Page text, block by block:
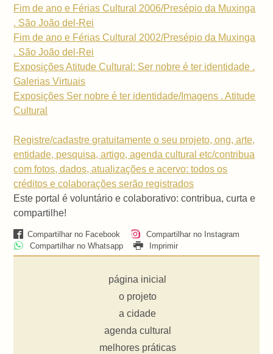
Fim de ano e Férias Cultural 2006/Presépio da Muxinga
. São João del-Rei
Fim de ano e Férias Cultural 2002/Presépio da Muxinga
. São João del-Rei
Exposições Atitude Cultural: Ser nobre é ter identidade .
Galerias Virtuais
Exposições Ser nobre é ter identidade/Imagens . Atitude
Cultural
Registre/cadastre gratuitamente o seu projeto, ong, arte,
entidade, pesquisa, artigo, agenda cultural etc/contribua
com fotos, dados, atualizações e acervo: todos os
créditos e colaborações serão registrados
Este portal é voluntário e colaborativo: contribua, curta e
compartilhe!
Compartilhar no Facebook
Compartilhar no Instagram
Compartilhar no Whatsapp
Imprimir
página inicial
o projeto
a cidade
agenda cultural
melhores práticas